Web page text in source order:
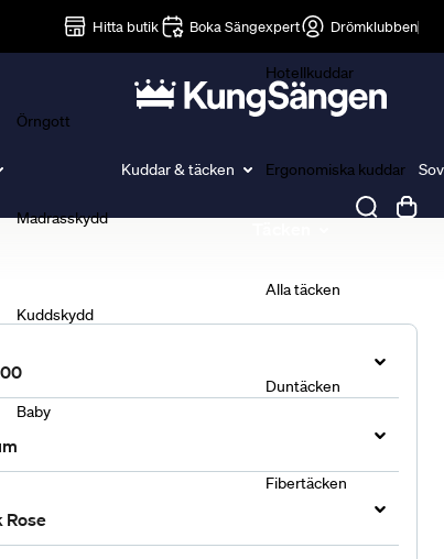
Hitta butik Boka Sängexpert Drömklubben
Örngott
Madrasskydd
Kuddskydd
Baby
Kuddar & täcken
Hotellkuddar
Ergonomiska kuddar
Alla täcken
Duntäcken
Fibertäcken
Rose